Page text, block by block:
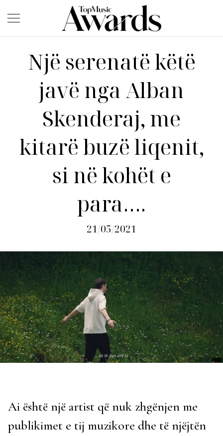
Një serenatë këtë
javë nga Alban
Skenderaj, me
kitarë buzë liqenit,
si në kohët e
para….
21/05/2021
Ai është një artist që nuk zhgënjen me
publikimet e tij muzikore dhe të njëjtën